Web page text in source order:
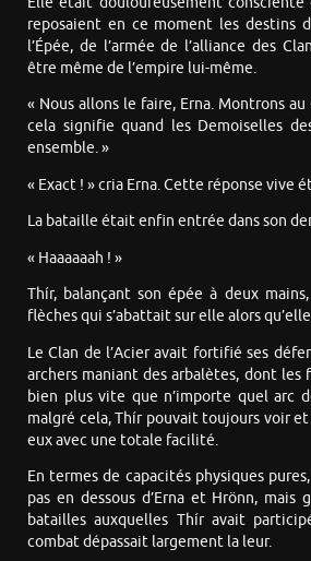
reposaient en ce moment les destins
l’Épée, de l’armée de l’alliance des
être même de l’empire lui-même.
« Nous allons le faire, Erna. Montrons au
cela signifie quand les Demoiselles
ensemble. »
« Exact ! » cria Erna. Cette réponse vive
La bataille était enfin entrée dans son
« Haaaaaah ! »
Thír, balançant son épée à deux
flèches qui s’abattait sur elle alors
Le Clan de l’Acier avait fortifié ses
archers maniant des arbalètes, dont les
bien plus vite que n’importe quel arc
malgré cela, Thír pouvait toujours voir et
eux avec une totale facilité.
En termes de capacités physiques
pas en dessous d’Erna et Hrönn, mais
batailles auxquelles Thír avait
combat dépassait largement la leur.